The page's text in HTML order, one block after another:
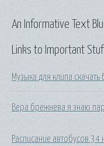
Links to Important
Музыка для клипа скачать
Вера брежнева я знаю
Расписание автобусов
An Informative Text